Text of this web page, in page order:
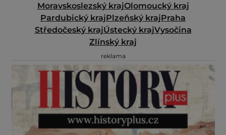
Moravskoslezský krajOlomoucký kraj
Pardubický krajPlzeňský krajPraha
Středočeský krajÚstecký krajVysočina
Zlínský kraj
reklama